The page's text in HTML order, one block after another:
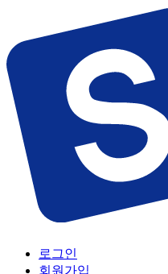
로그인
회원가입